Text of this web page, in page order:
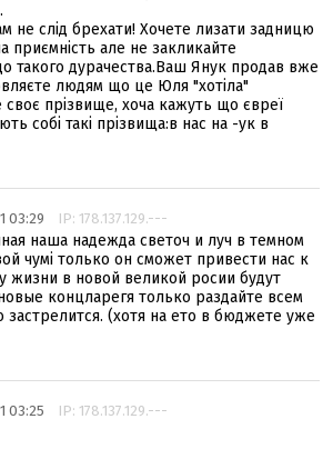
не слід брехати! Хочете лизати задницю
приємність але не закликайте
такого дурачества.Ваш Янук продав вже
людям що це Юля "хотіла"
своє прізвище, хоча кажуть що євреї
собі такі прізвища:в нас на -ук в
03:29 IP: 178.137.129.---
наша надежда светоч и луч в темном
чумі только он сможет привести нас к
жизни в новой великой росии будут
концларегя только раздайте всем
(хотя на ето в бюджете уже
03:25 IP: 178.137.129.---